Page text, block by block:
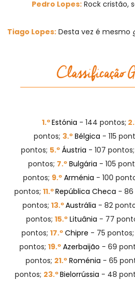
Pedro Lopes:Rock cristão,
Tiago Lopes: Desta vez é mesmo
1.ºEstónia - 144 pontos;
pontos; 3.º Bélgica - 115
pontos; 5.º Áustria - 107 pontos;
pontos; 7.º Bulgária - 105
pontos; 9.º Arménia - 100
pontos; 11.ºRepública Checa - 86
pontos; 13.ºAustrália - 82
pontos; 15.º Lituânia - 77
pontos; 17.º Chipre - 75 pontos;
pontos; 19.º Azerbaijão - 69
pontos; 21.º Roménia - 65
pontos; 23.ºBielorrússia - 48